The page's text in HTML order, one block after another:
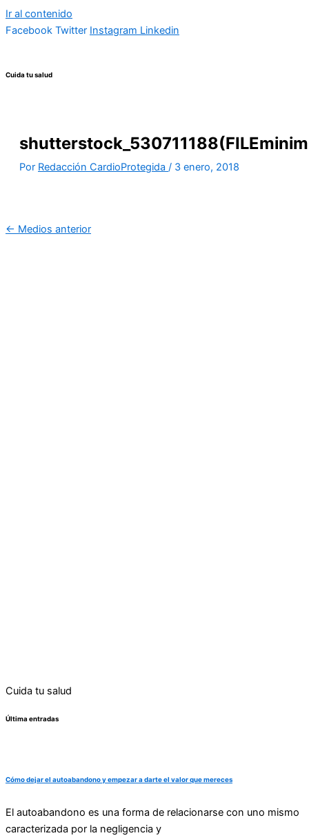
Ir al contenido
Facebook Twitter Instagram Linkedin
Cuida tu salud
Por Redacción CardioProtegida / 3 enero, 2018
← Medios anterior
Cuida tu salud
Última entradas
Cómo dejar el autoabandono y empezar a darte el valor que mereces
El autoabandono es una forma de relacionarse con uno mismo
caracterizada por la negligencia y